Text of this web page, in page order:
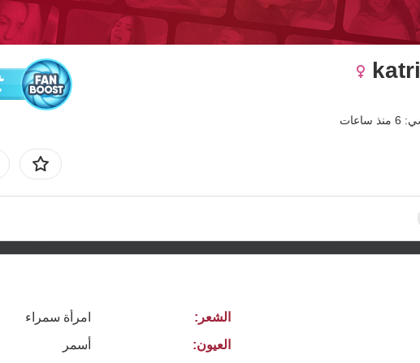
الشعر:
امرأة سمراء
العيون:
أسمر